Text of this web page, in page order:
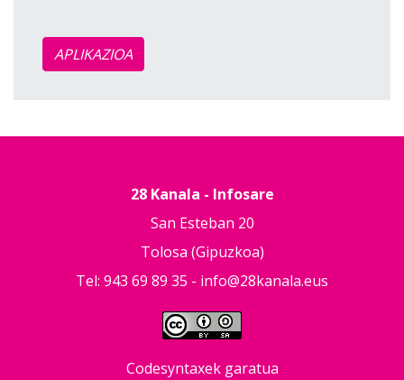
APLIKAZIOA
28 Kanala - Infosare
San Esteban 20
Tolosa (Gipuzkoa)
Tel: 943 69 89 35 - info@28kanala.eus
Codesyntaxek garatua